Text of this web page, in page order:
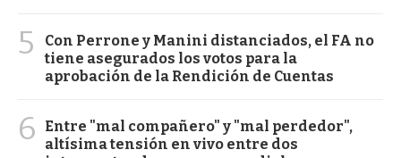
5
Con Perrone y Manini distanciados, el FA no
tiene asegurados los votos para la
aprobación de la Rendición de Cuentas
6
Entre "mal compañero" y "mal perdedor",
altísima tensión en vivo entre dos